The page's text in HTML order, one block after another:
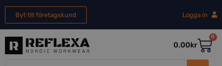
Byt till företagskund Logga in
0.00kr
0